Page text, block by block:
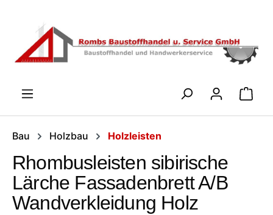
Bau Holzbau Holzleisten
Rhombusleisten sibirische
Lärche Fassadenbrett A/B
Wandverkleidung Holz